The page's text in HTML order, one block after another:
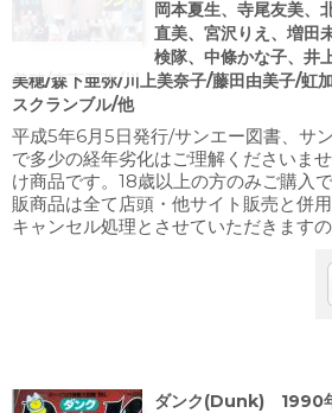
岡本夏生、寺尾友美、
直美、宮沢りえ、増田
検隊、中條かな子、井
美穂/森下亜弥/川上美奈子/藤田由美子/虹
スクランブル/他
平成5年6月5日発行/サンエー図書、サ
で多少の経年劣化はご理解くださいま
け商品です。18歳以上の方のみご購入
販商品は全て店頭・他サイト販売と併
キャンセル処理とさせていただきます
ダンク(Dunk) 1990